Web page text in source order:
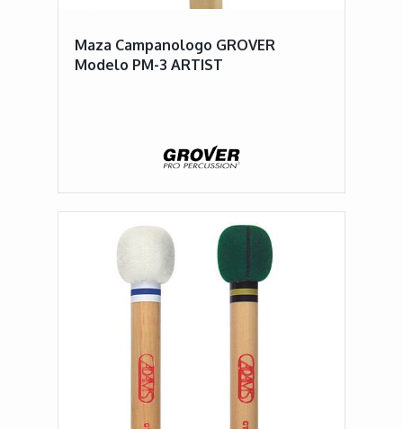
Maza Campanologo GROVER
Modelo PM-3 ARTIST